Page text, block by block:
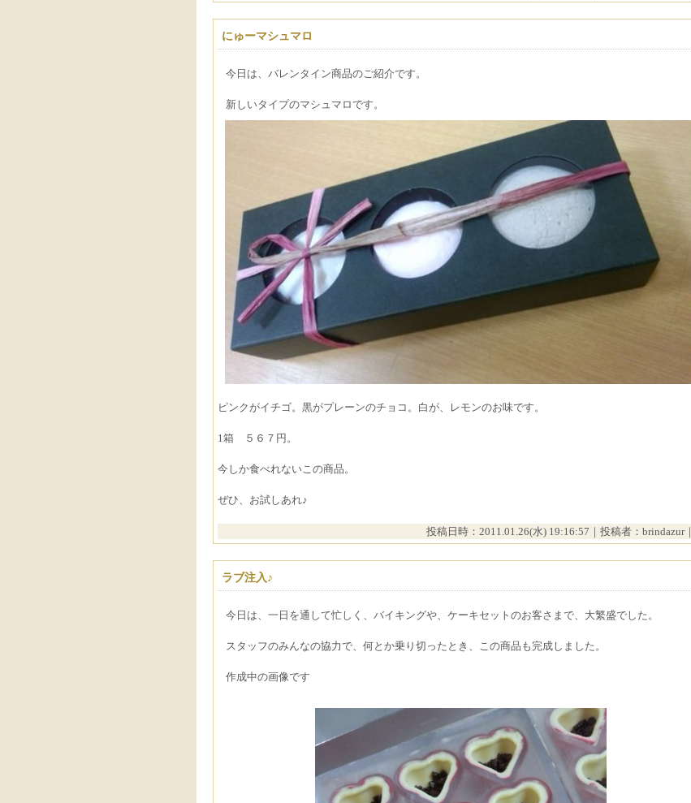
にゅーマシュマロ
今日は、バレンタイン商品のご紹介です。
新しいタイプのマシュマロです。
ピンクがイチゴ。黒がプレーンのチョコ。白が、レモンのお味です。
1箱 ５６７円。
今しか食べれないこの商品。
ぜひ、お試しあれ♪
投稿日時：2011.01.26(水) 19:16:57｜投稿者：brindazur｜
ラブ注入♪
今日は、一日を通して忙しく、バイキングや、ケーキセットのお客さまで、大繁盛でした。
スタッフのみんなの協力で、何とか乗り切ったとき、この商品も完成しました。
作成中の画像です